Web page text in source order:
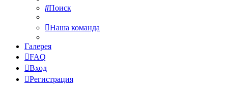
Поиск
Наша команда
Галерея
FAQ
Вход
Регистрация